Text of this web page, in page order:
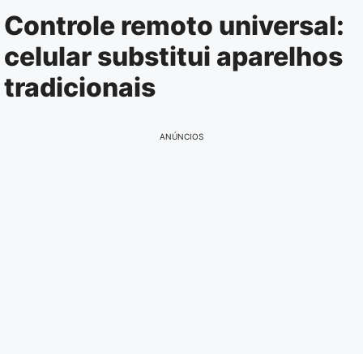
Pular
para
o
conteúdo
Controle remoto universal:
celular substitui aparelhos
tradicionais
ANÚNCIOS